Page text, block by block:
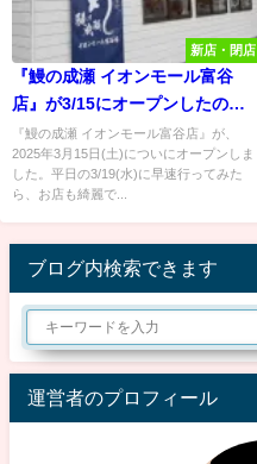
新店・閉店
『鰻の成瀬 イオンモール富谷
店』が3/15にオープンしたので
行ってみた！
『鰻の成瀬 イオンモール富谷店』が、
2025年3月15日(土)についにオープンしま
した。平日の3/19(水)に早速行ってみた
ら、お店も綺麗で...
ブログ内検索できます
運営者のプロフィール